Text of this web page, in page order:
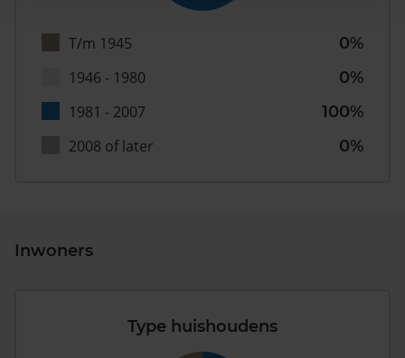
T/m 1945
0%
1946 - 1980
0%
1981 - 2007
100%
2008 of later
0%
Inwoners
Type huishoudens